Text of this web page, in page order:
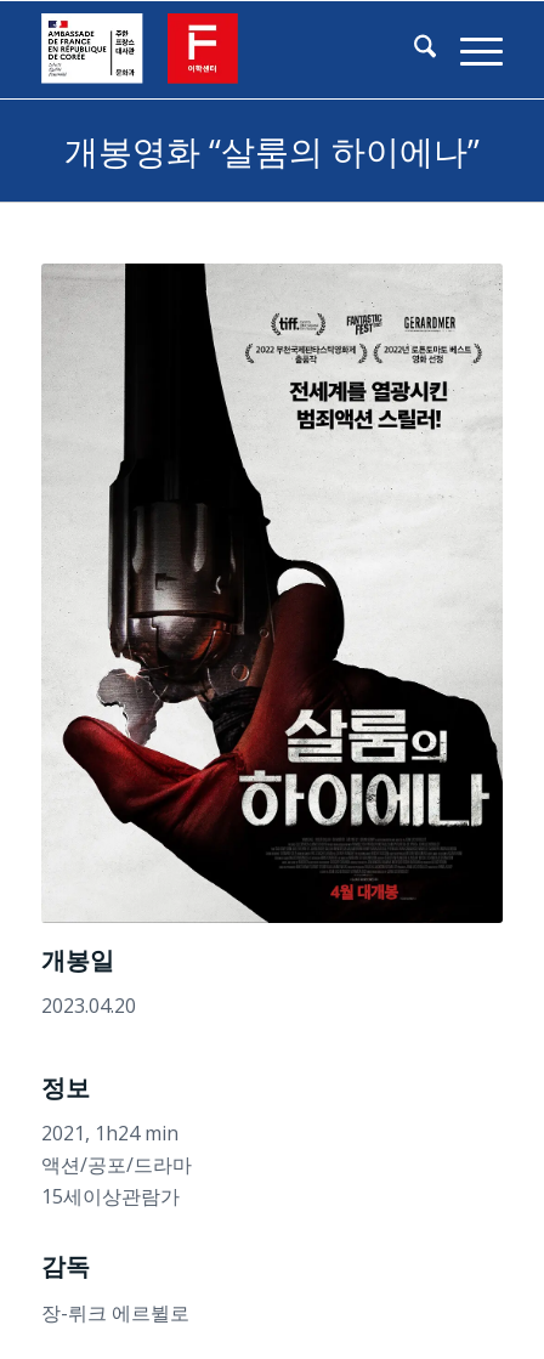
개봉영화 “살룸의 하이에나”
개봉일
2023.04.20
정보
2021, 1h24 min
액션/공포/드라마
15세이상관람가
감독
장-뤼크 에르뷜로